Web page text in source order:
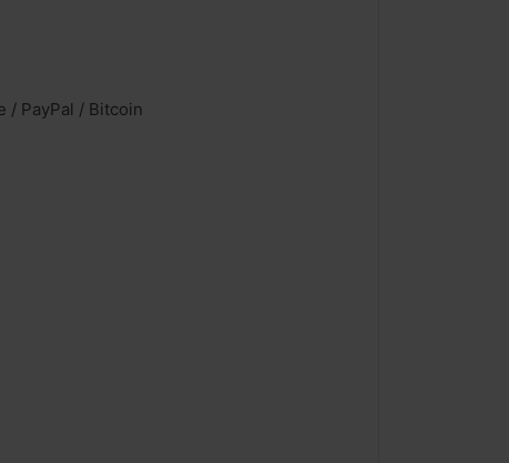
/ PayPal / Bitcoin